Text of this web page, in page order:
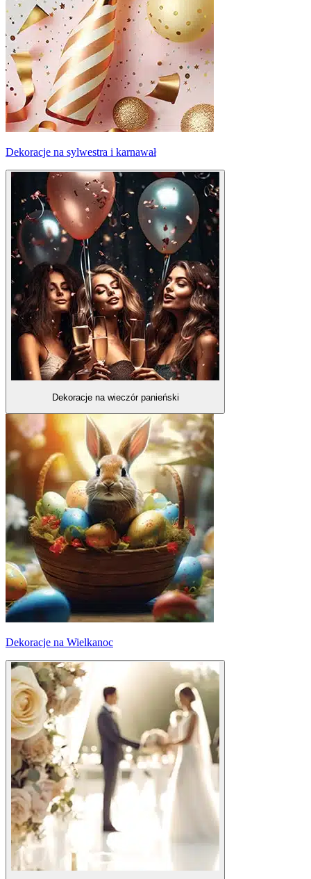
Dekoracje na sylwestra i karnawał
Dekoracje na wieczór panieński
Dekoracje na Wielkanoc